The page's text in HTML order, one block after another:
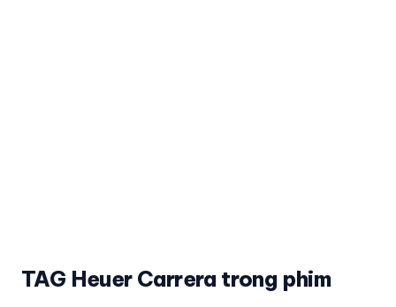
TAG Heuer Carrera trong phim